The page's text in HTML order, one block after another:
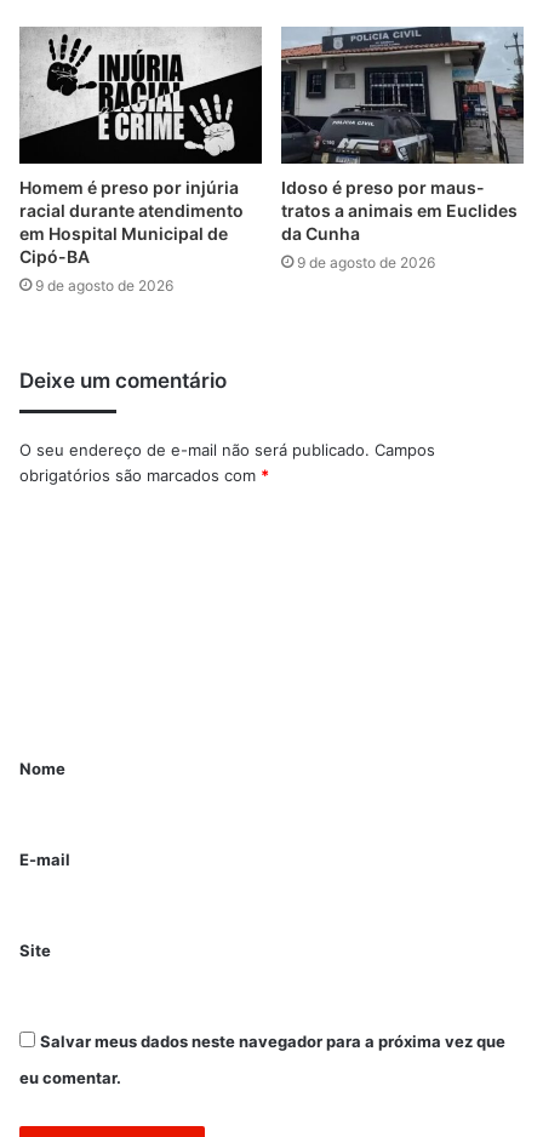
Homem é preso por injúria
racial durante atendimento
em Hospital Municipal de
Cipó-BA
9 de agosto de 2026
Idoso é preso por maus-
tratos a animais em Euclides
da Cunha
9 de agosto de 2026
Deixe um comentário
O seu endereço de e-mail não será publicado. Campos
obrigatórios são marcados com *
Nome
E-mail
Site
Salvar meus dados neste navegador para a próxima vez que
eu comentar.